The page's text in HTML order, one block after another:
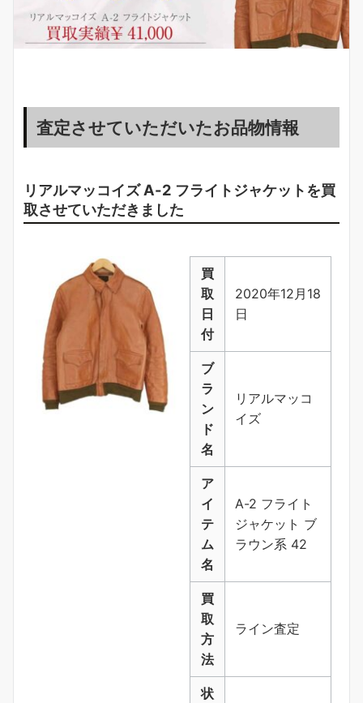
査定させていただいたお品物情報
リアルマッコイズ A-2 フライトジャケットを買
取させていただきました
買
取
日
付
2020年12月18
日
ブ
ラ
ン
ド
名
リアルマッコ
イズ
ア
イ
テ
ム
名
A-2 フライト
ジャケット ブ
ラウン系 42
買
取
方
法
ライン査定
状